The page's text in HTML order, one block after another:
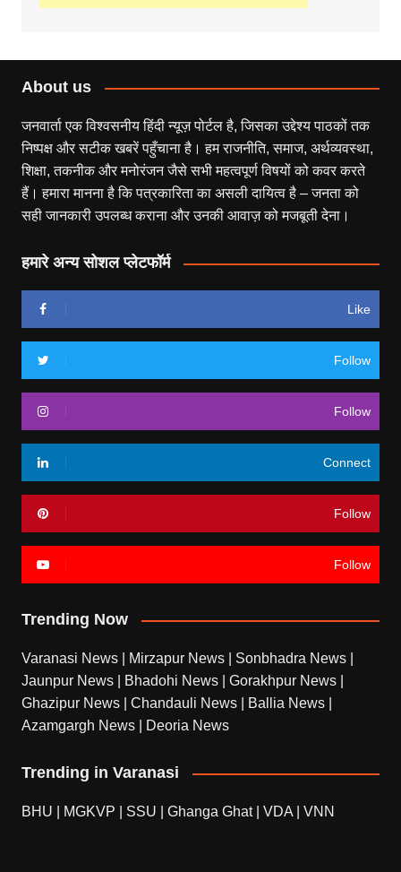
About us
जनवार्ता एक विश्वसनीय हिंदी न्यूज़ पोर्टल है, जिसका उद्देश्य पाठकों तक
निष्पक्ष और सटीक खबरें पहुँचाना है। हम राजनीति, समाज, अर्थव्यवस्था,
शिक्षा, तकनीक और मनोरंजन जैसे सभी महत्वपूर्ण विषयों को कवर करते
हैं। हमारा मानना है कि पत्रकारिता का असली दायित्व है – जनता को
सही जानकारी उपलब्ध कराना और उनकी आवाज़ को मजबूती देना।
हमारे अन्य सोशल प्लेटफॉर्म
Like
Follow
Follow
Connect
Follow
Follow
Trending Now
Varanasi News Mirzapur News Sonbhadra News
Jaunpur News
Bhadohi News Gorakhpur News
Ghazipur News
Chandauli News Ballia News
Azamgargh News
Deoria News
Trending in Varanasi
BHU MGKVP SSU Ghanga Ghat| VDA VNN